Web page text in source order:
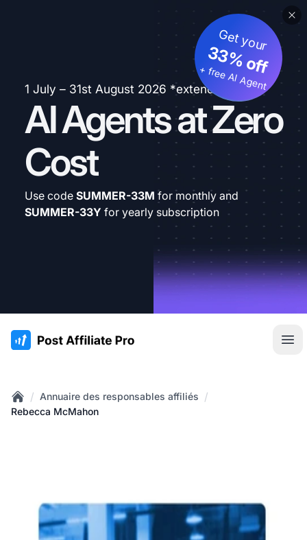
1 July – 31st August 2026 *extended
AI Agents at Zero
Cost
Get your
33% off
+ free AI Agent
Use code SUMMER-33M for monthly and
SUMMER-33Y for yearly subscription
:site.title
Home
/ Annuaire des responsables affiliés /
Rebecca McMahon